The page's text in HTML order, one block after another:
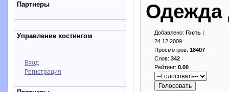
Партнеры
Управление хостингом
Вход
Регистрация
Одежда
Добавлено: Гость |
24.12.2009
Просмотров: 18407
Слов: 342
Рейтинг: 0.00